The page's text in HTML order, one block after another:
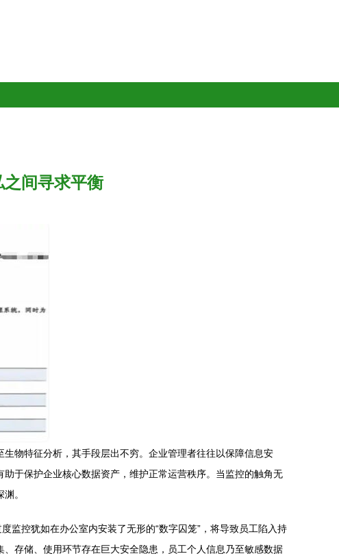
间寻求平衡
物特征分析，其手段层出不穷。企业管理者往往以保障信息安
于保护企业核心数据资产，维护正常运营秩序。当监控的触角无
。
监控犹如在办公室内安装了无形的“数字囚笼”，将导致员工陷入持
存储、使用环节存在巨大安全隐患，员工个人信息乃至敏感数据